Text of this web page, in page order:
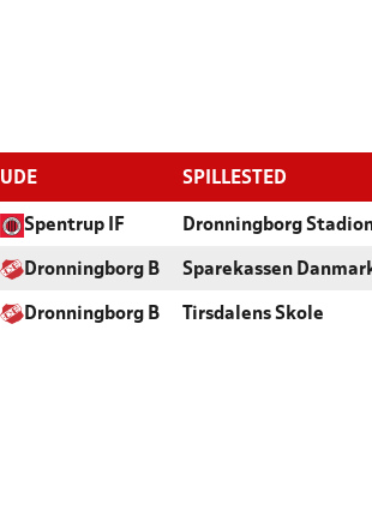
UDE SPILLESTED
Spentrup IF Dronningborg
Dronningborg B Sparekassen
Dronningborg B Tirsdalens Skole